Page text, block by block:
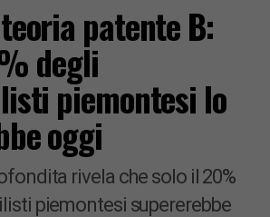
patente B:
degli
piemontesi lo
oggi
rivela che solo il 20%
piemontesi supererebbe